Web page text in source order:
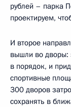
рублей – парка
проектируем,
И второе
вышли во дворы:
в порядок, и
спортивные
300 дворов
сохранять в